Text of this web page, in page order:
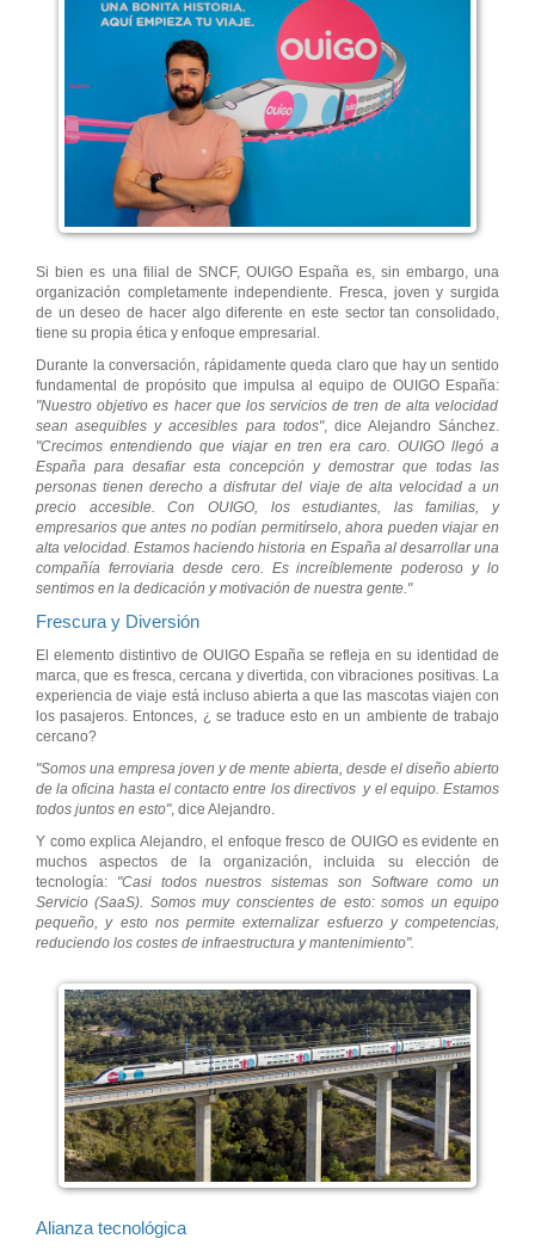
Si bien es una filial de SNCF, OUIGO España es, sin embargo, una
organización completamente independiente. Fresca, joven y surgida
de un deseo de hacer algo diferente en este sector tan consolidado,
tiene su propia ética y enfoque empresarial.
Durante la conversación, rápidamente queda claro que hay un sentido
fundamental de propósito que impulsa al equipo de OUIGO España:
"Nuestro objetivo es hacer que los servicios de tren de alta velocidad
sean asequibles y accesibles para todos", dice Alejandro Sánchez.
"Crecimos entendiendo que viajar en tren era caro. OUIGO llegó a
España para desafiar esta concepción y demostrar que todas las
personas tienen derecho a disfrutar del viaje de alta velocidad a un
precio accesible. Con OUIGO, los estudiantes, las familias, y
empresarios que antes no podían permitírselo, ahora pueden viajar en
alta velocidad. Estamos haciendo historia en España al desarrollar una
compañía ferroviaria desde cero. Es increíblemente poderoso y lo
sentimos en la dedicación y motivación de nuestra gente."
Frescura y Diversión
El elemento distintivo de OUIGO España se refleja en su identidad de
marca, que es fresca, cercana y divertida, con vibraciones positivas. La
experiencia de viaje está incluso abierta a que las mascotas viajen con
los pasajeros. Entonces, ¿ se traduce esto en un ambiente de trabajo
cercano?
"Somos una empresa joven y de mente abierta, desde el diseño abierto
de la oficina hasta el contacto entre los directivos y el equipo. Estamos
todos juntos en esto", dice Alejandro.
Y como explica Alejandro, el enfoque fresco de OUIGO es evidente en
muchos aspectos de la organización, incluida su elección de
tecnología: "Casi todos nuestros sistemas son Software como un
Servicio (SaaS). Somos muy conscientes de esto: somos un equipo
pequeño, y esto nos permite externalizar esfuerzo y competencias,
reduciendo los costes de infraestructura y mantenimiento".
Alianza tecnológica